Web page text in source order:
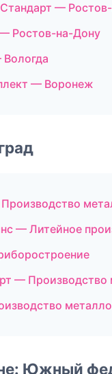
—
Ростов-на-Дону
— Воронеж
— Литейное
— Производство
Южный